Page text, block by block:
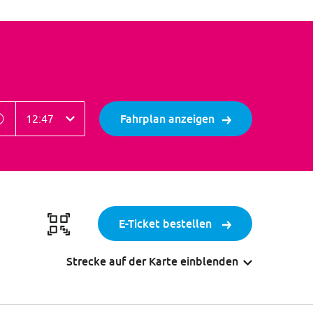
Fahrplan anzeigen
E-Ticket bestellen
Strecke auf der Karte einblenden